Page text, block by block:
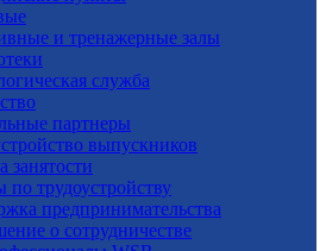
и тренажерные залы
служба
партнеры
выпускников
занятости
по трудоустройству
предпринимательства
о сотрудничестве